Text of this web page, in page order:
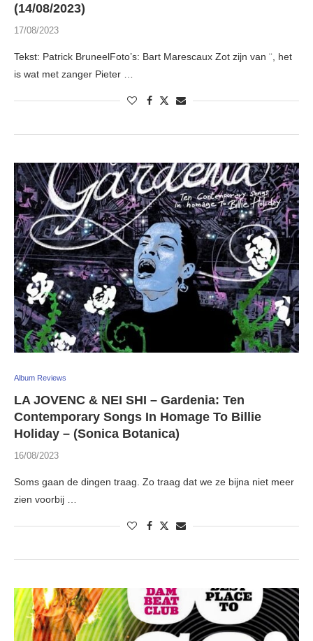
(14/08/2023)
17/08/2023
Tekst: Patrick BruneelFoto’s: Bart Marescaux Zot zijn van ¨, het
is wat met zanger Pieter …
Album Reviews
LA JOVENC & NEI SHI – Gardenia: Ten
Contemporary Songs In Homage To Billie
Holiday – (Sonica Botanica)
16/08/2023
Soms gaan de dingen traag. Zo traag dat we ze bijna niet meer
zien voorbij …